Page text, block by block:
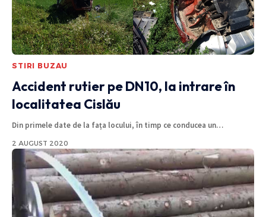
STIRI BUZAU
Accident rutier pe DN10, la intrare în
localitatea Cislău
Din primele date de la fața locului, în timp ce conducea un…
2 AUGUST 2020